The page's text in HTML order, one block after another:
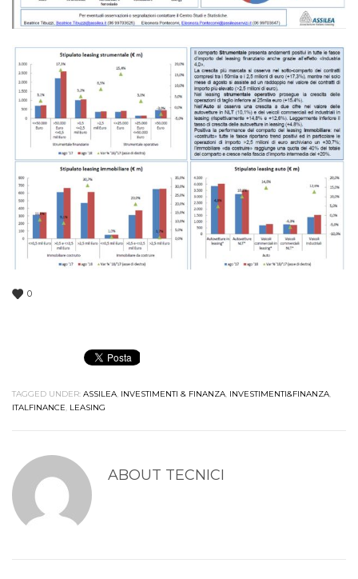
0
TAGGED UNDER: ASSILEA, INVESTIMENTI & FINANZA, INVESTIMENTI&FINANZA,
ITALFINANCE, LEASING
ABOUT TECNICI